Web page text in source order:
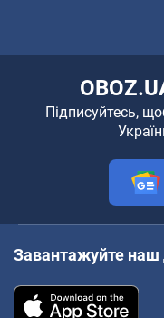
Підписуйтесь,
Завантажуйте наш